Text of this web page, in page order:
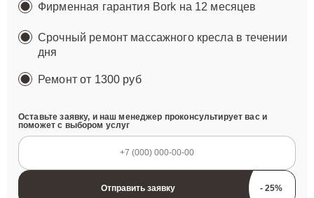
Фирменная гарантия Bork на 12 месяцев
Срочный ремонт массажного кресла в течении
дня
Ремонтот 1300 руб
Оставьте заявку, и наш менеджер проконсультирует вас и
поможет с выбором услуг
Отправить заявку